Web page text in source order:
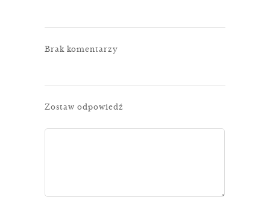
Brak komentarzy
Zostaw odpowiedź